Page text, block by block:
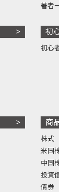
著者
初
初心
商
株式
米国
中国
投資
債券